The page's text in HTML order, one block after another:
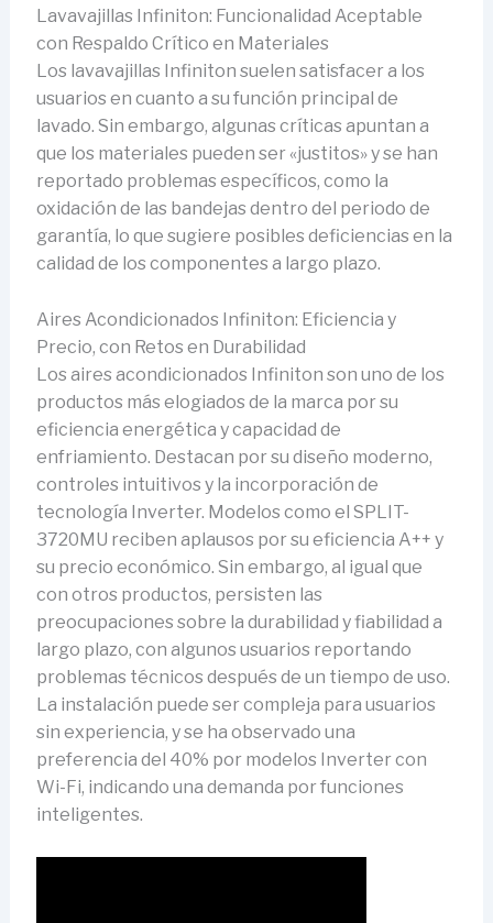
Lavavajillas Infiniton: Funcionalidad Aceptable
con Respaldo Crítico en Materiales
Los lavavajillas Infiniton suelen satisfacer a los
usuarios en cuanto a su función principal de
lavado. Sin embargo, algunas críticas apuntan a
que los materiales pueden ser «justitos» y se han
reportado problemas específicos, como la
oxidación de las bandejas dentro del periodo de
garantía, lo que sugiere posibles deficiencias en la
calidad de los componentes a largo plazo.
Aires Acondicionados Infiniton: Eficiencia y
Precio, con Retos en Durabilidad
Los aires acondicionados Infiniton son uno de los
productos más elogiados de la marca por su
eficiencia energética y capacidad de
enfriamiento. Destacan por su diseño moderno,
controles intuitivos y la incorporación de
tecnología Inverter. Modelos como el SPLIT-
3720MU reciben aplausos por su eficiencia A++ y
su precio económico. Sin embargo, al igual que
con otros productos, persisten las
preocupaciones sobre la durabilidad y fiabilidad a
largo plazo, con algunos usuarios reportando
problemas técnicos después de un tiempo de uso.
La instalación puede ser compleja para usuarios
sin experiencia, y se ha observado una
preferencia del 40% por modelos Inverter con
Wi-Fi, indicando una demanda por funciones
inteligentes.